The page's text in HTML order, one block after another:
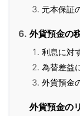
元本保証
外貨預金の
利息に対
為替差益
外貨預金
外貨預金の